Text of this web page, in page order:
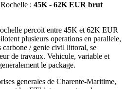
: 45K - 62K EUR brut
percoit entre 45K et 62K EUR
plusieurs operations en parallele,
carbone / genie civil littoral, se
de travaux. Vehicule, variable et
le package.
generales de Charente-Maritime,